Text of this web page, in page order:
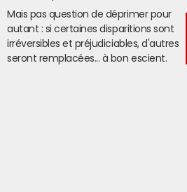
Mais pas question de déprimer pour
autant : si certaines disparitions sont
irréversibles et préjudiciables, d'autres
seront remplacées... à bon escient.